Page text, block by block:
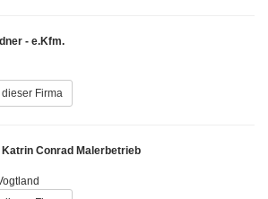
- e.Kfm.
Firma
Conrad Malerbetrieb